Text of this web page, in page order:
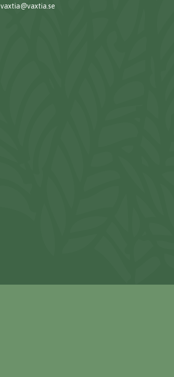
vaxtia@vaxtia.se